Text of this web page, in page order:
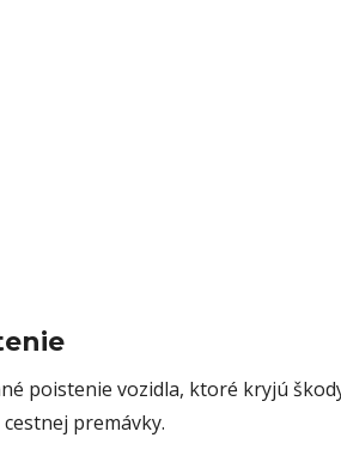
poistenie vozidla, ktoré kryjú
premávky.